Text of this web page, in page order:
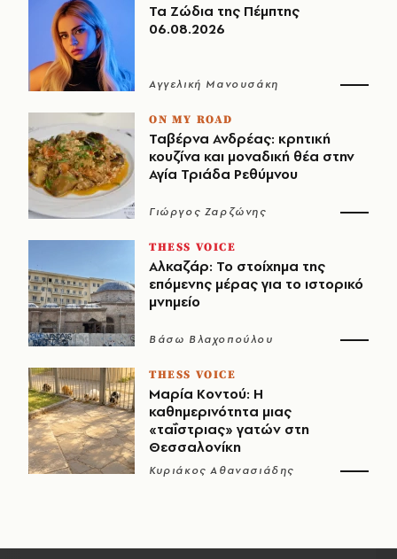
Τα Ζώδια της Πέμπτης
06.08.2026
Αγγελική Μανουσάκη
ON MY ROAD
Ταβέρνα Ανδρέας: κρητική
κουζίνα και μοναδική θέα στην
Αγία Τριάδα Ρεθύμνου
Γιώργος Ζαρζώνης
THESS VOICE
Αλκαζάρ: Το στοίχημα της
επόμενης μέρας για το ιστορικό
μνημείο
Βάσω Βλαχοπούλου
THESS VOICE
Μαρία Κοντού: Η
καθημερινότητα μιας
«ταΐστριας» γατών στη
Θεσσαλονίκη
Κυριάκος Αθανασιάδης